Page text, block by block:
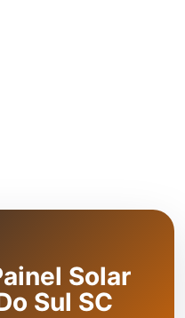
Solar
Sul SC